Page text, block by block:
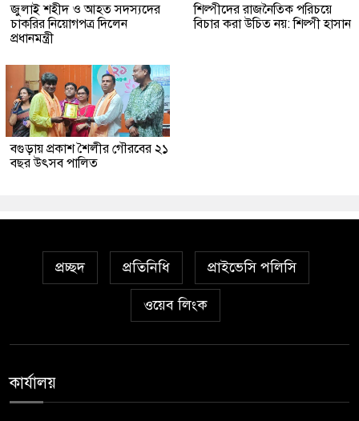
জুলাই শহীদ ও আহত সদস্যদের
চাকরির নিয়োগপত্র দিলেন
প্রধানমন্ত্রী
শিল্পীদের রাজনৈতিক পরিচয়ে
বিচার করা উচিত নয়: শিল্পী হাসান
বগুড়ায় প্রকাশ শৈলীর গৌরবের ২১
বছর উৎসব পা‌লিত
প্রচ্ছদ প্রতিনিধি প্রাইভেসি পলিসি
ওয়েব লিংক
কার্যালয়